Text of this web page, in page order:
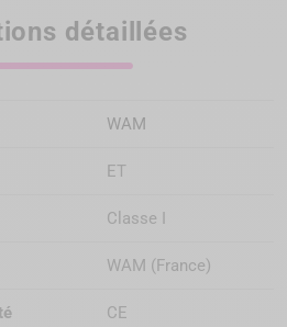
détaillées
WAM
ET
Classe I
WAM (France)
CE